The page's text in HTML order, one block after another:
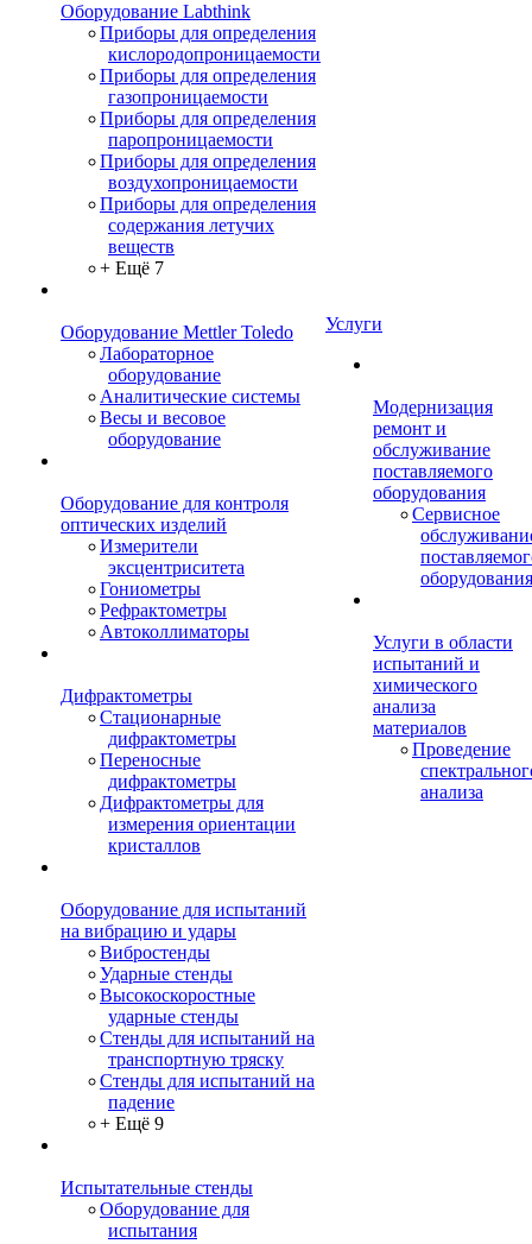
Оборудование Labthink
Приборы для определения
кислородопроницаемости
Приборы для определения
газопроницаемости
Приборы для определения
паропроницаемости
Приборы для определения
воздухопроницаемости
Приборы для определения
содержания летучих
веществ
+ Ещё 7
Оборудование Mettler Toledo
Лабораторное
оборудование
Аналитические системы
Весы и весовое
оборудование
Оборудование для контроля
оптических изделий
Измерители
эксцентриситета
Гониометры
Рефрактометры
Автоколлиматоры
Дифрактометры
Стационарные
дифрактометры
Переносные
дифрактометры
Дифрактометры для
измерения ориентации
кристаллов
Оборудование для испытаний
на вибрацию и удары
Вибростенды
Ударные стенды
Высокоскоростные
ударные стенды
Стенды для испытаний на
транспортную тряску
Стенды для испытаний на
падение
+ Ещё 9
Испытательные стенды
Оборудование для
испытания
Услуги
Модернизация
ремонт и
обслуживание
поставляемого
оборудования
Сервисное
оборудования
Услуги в области
испытаний и
химического
анализа
материалов
Проведение
анализа